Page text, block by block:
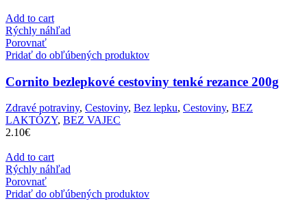
Add to cart
Rýchly náhľad
Porovnať
Pridať do obľúbených produktov
Cornito bezlepkové cestoviny tenké rezance 200g
Zdravé potraviny, Cestoviny, Bez lepku, Cestoviny, BEZ
LAKTÓZY, BEZ VAJEC
2.10€
Add to cart
Rýchly náhľad
Porovnať
Pridať do obľúbených produktov